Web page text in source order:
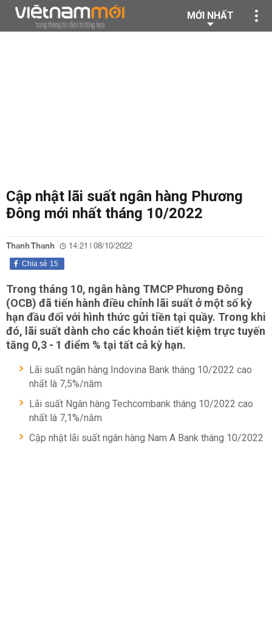
MỚI NHẤT
Cập nhật lãi suất ngân hàng Phương
Đông mới nhất tháng 10/2022
Thanh Thanh 14:21 | 08/10/2022
15
Chia sẻ
Trong tháng 10, ngân hàng TMCP Phương Đông
(OCB) đã tiến hành điều chỉnh lãi suất ở một số kỳ
hạn đầu đối với hình thức gửi tiền tại quầy. Trong khi
đó, lãi suất dành cho các khoản tiết kiệm trực tuyến
tăng 0,3 - 1 điểm % tại tất cả kỳ hạn.
Lãi suất ngân hàng Indovina Bank tháng 10/2022 cao
nhất là 7,5%/năm
Lãi suất Ngân hàng Techcombank tháng 10/2022 cao
nhất là 7,1%/năm
Cập nhật lãi suất ngân hàng Nam A Bank tháng 10/2022